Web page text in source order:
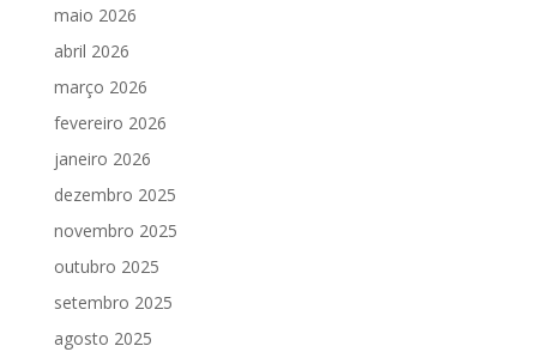
maio 2026
abril 2026
março 2026
fevereiro 2026
janeiro 2026
dezembro 2025
novembro 2025
outubro 2025
setembro 2025
agosto 2025